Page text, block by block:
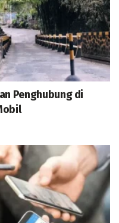
Penghubung di